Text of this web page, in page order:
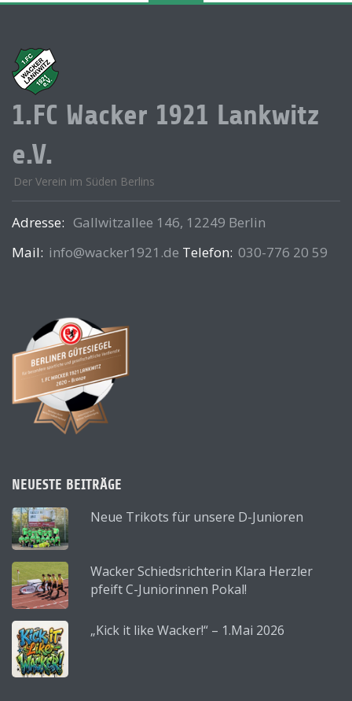
1.FC Wacker 1921 Lankwitz
e.V.
Der Verein im Süden Berlins
Adresse: Gallwitzallee 146, 12249 Berlin
Mail: info@wacker1921.de Telefon: 030-776 20 59
NEUESTE BEITRÄGE
Neue Trikots für unsere D-Junioren
Wacker Schiedsrichterin Klara Herzler
pfeift C-Juniorinnen Pokal!
„Kick it like Wacker!“ – 1.Mai 2026